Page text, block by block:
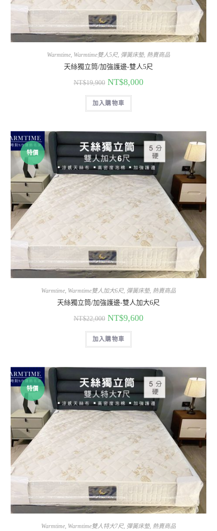
Warmtime, Warmtime雙人5尺, 彈簧床墊, 熱賣商品
天絲獨立筒/加強護邊-雙人5尺
NT$19,900 NT$8,000
加入購物車
特價
Warmtime Warmtime雙人加大6尺, 彈簧床墊, 熱賣商品
天絲獨立筒/加強護邊-雙人加大6尺
NT$22,000 NT$9,600
加入購物車
特價
Warmtime, Warmtime雙人特大7尺, 彈簧床墊, 熱賣商品